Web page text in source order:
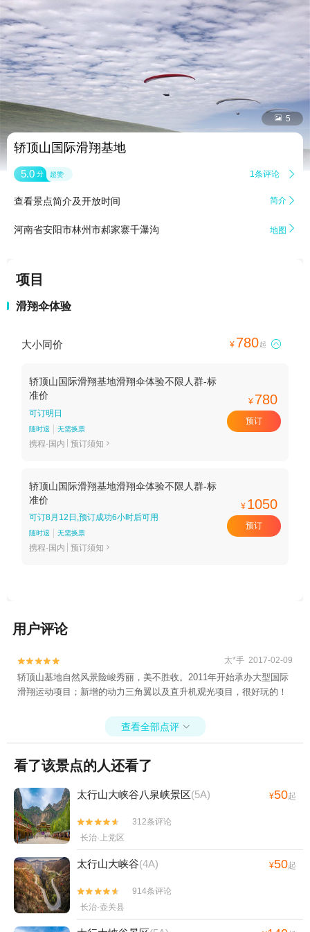
 5
轿顶山国际滑翔基地
5.0 分 超赞 1条评论 
查看景点简介及开放时间 简介 
河南省安阳市林州市郝家寨千瀑沟 地图 
项目
滑翔伞体验
大小同价 ¥ 780起 
轿顶山国际滑翔基地滑翔伞体验不限人群-标
准价
可订明日
随时退 无需换票
携程-国内 预订须知 
¥ 780
预订
轿顶山国际滑翔基地滑翔伞体验不限人群-标
准价
可订8月12日,预订成功6小时后可用
随时退 无需换票
携程-国内 预订须知 
¥ 1050
预订
用户评论

 太*手 2017-02-09
轿顶山基地自然风景险峻秀丽，美不胜收。2011年开始承办大型国际
滑翔运动项目；新增的动力三角翼以及直升机观光项目，很好玩的！
查看全部点评 
看了该景点的人还看了
太行山大峡谷八泉峡景区(5A) ¥50起


312条评论
长治·上党区
太行山大峡谷(4A) ¥50起


914条评论
长治·壶关县
